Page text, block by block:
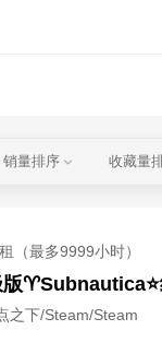
销量排序 收藏量
（最多9999小时）
之下/Steam/Steam